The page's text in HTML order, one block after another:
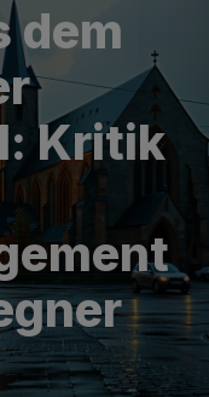
dem
Kritik